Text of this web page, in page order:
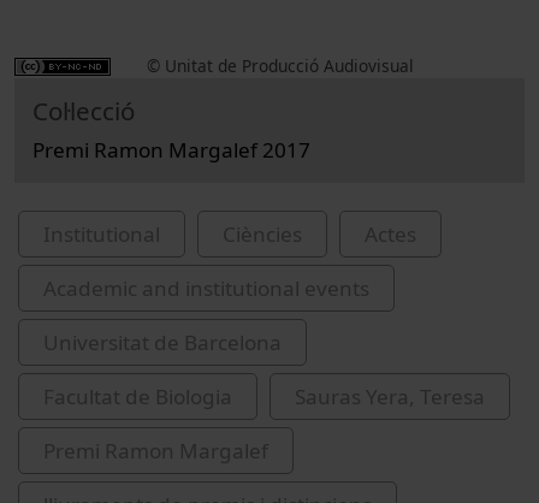
© Unitat de Producció Audiovisual
Col·lecció
Premi Ramon Margalef 2017
Institutional Ciències
Actes
Academic and institutional events
Universitat de Barcelona
Facultat de Biologia
Sauras Yera, Teresa
Premi Ramon Margalef